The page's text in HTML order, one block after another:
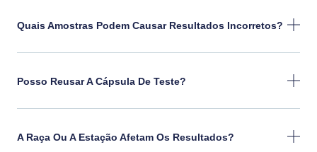
Quais Amostras Podem Causar Resultados Incorretos?
Posso Reusar A Cápsula De Teste?
A Raça Ou A Estação Afetam Os Resultados?